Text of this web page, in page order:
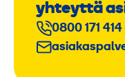
yhteyttä
0800 171 414